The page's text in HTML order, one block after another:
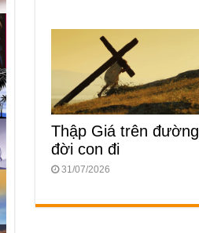
Thập Giá trên đường
đời con đi
31/07/2026